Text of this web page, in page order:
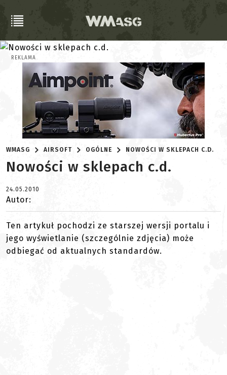
REKLAMA
WMASG AIRSOFT OGÓLNE NOWOŚCI W SKLEPACH C.D.
Nowości w sklepach c.d.
24.05.2010
Autor:
Ten artykuł pochodzi ze starszej wersji portalu i
jego wyświetlanie (szczególnie zdjęcia) może
odbiegać od aktualnych standardów.